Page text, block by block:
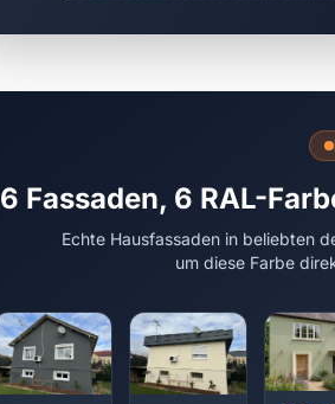
6 Fassaden, 6 RAL-
Echte Hausfassaden in beliebten
um diese Farbe